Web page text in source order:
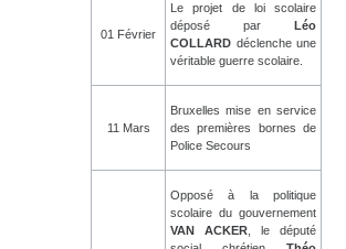
01 Février
Le projet de loi scolaire
déposé par Léo
COLLARD déclenche une
véritable guerre scolaire.
11 Mars
Bruxelles mise en service
des premières bornes de
Police Secours
Opposé à la politique
scolaire du gouvernement
VAN ACKER , le député